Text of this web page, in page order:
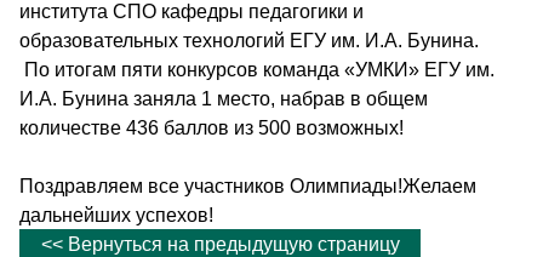
института СПО кафедры педагогики и
образовательных технологий ЕГУ им. И.А. Бунина.
По итогам пяти конкурсов команда «УМКИ» ЕГУ им.
И.А. Бунина заняла 1 место, набрав в общем
количестве 436 баллов из 500 возможных!
Поздравляем все участников Олимпиады!Желаем
дальнейших успехов!
<< Вернуться на предыдущую страницу